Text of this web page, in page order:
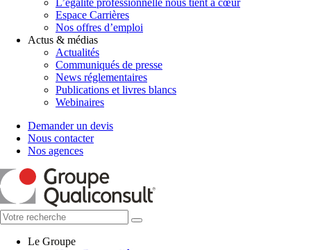
Espace Carrières
Nos offres d’emploi
Actus & médias
Actualités
Communiqués de presse
News réglementaires
Publications et livres blancs
Webinaires
Demander un devis
Nous contacter
Nos agences
Le Groupe